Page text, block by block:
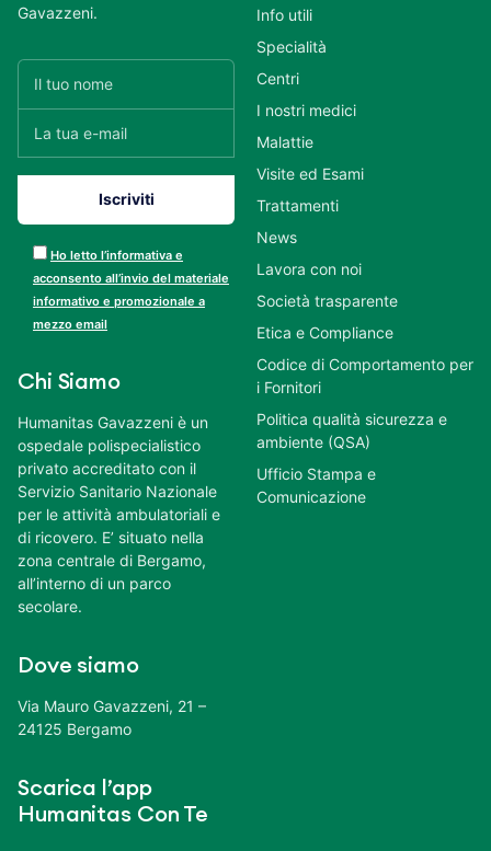
Gavazzeni.
Ho letto l’informativa e
acconsento all’invio del materiale
informativo e promozionale a
mezzo email
Chi Siamo
Humanitas Gavazzeni è un
ospedale polispecialistico
privato accreditato con il
Servizio Sanitario Nazionale
per le attività ambulatoriali e
di ricovero. E’ situato nella
zona centrale di Bergamo,
all’interno di un parco
secolare.
Dove siamo
Via Mauro Gavazzeni, 21 –
24125 Bergamo
Scarica l’app
Humanitas Con Te
Info utili
Specialità
Centri
I nostri medici
Malattie
Visite ed Esami
Trattamenti
News
Lavora con noi
Società trasparente
Etica e Compliance
Codice di Comportamento per
i Fornitori
Politica qualità sicurezza e
ambiente (QSA)
Ufficio Stampa e
Comunicazione